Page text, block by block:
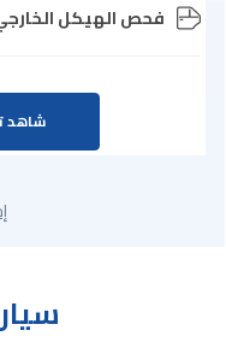
فحص الهيكل
شاهد